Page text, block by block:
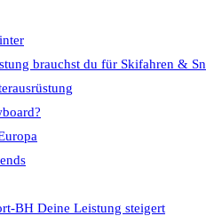
brauchst du für Skifahren &
BH Deine Leistung steigert